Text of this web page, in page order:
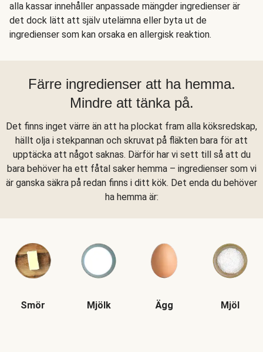
alla kassar innehåller anpassade mängder ingredienser är
det dock lätt att själv utelämna eller byta ut de
ingredienser som kan orsaka en allergisk reaktion.
Färre ingredienser att ha hemma.
Mindre att tänka på.
Det finns inget värre än att ha plockat fram alla köksredskap,
hällt olja i stekpannan och skruvat på fläkten bara för att
upptäcka att något saknas. Därför har vi sett till så att du
bara behöver ha ett fåtal saker hemma – ingredienser som vi
är ganska säkra på redan finns i ditt kök. Det enda du behöver
ha hemma är:
Smör Mjölk Ägg Mjöl